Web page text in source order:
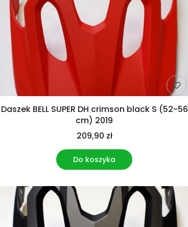
Daszek BELL SUPER DH crimson black S (52-56
cm) 2019
209,90 zł
Do koszyka